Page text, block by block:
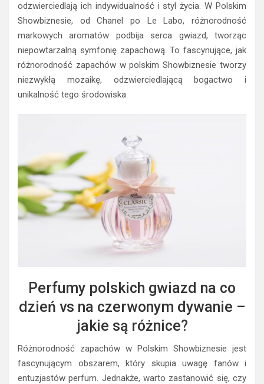
odzwierciedlają ich indywidualność i styl życia. W Polskim
Showbiznesie, od Chanel po Le Labo, różnorodność
markowych aromatów podbija serca gwiazd, tworząc
niepowtarzalną symfonię zapachową. To fascynujące, jak
różnorodność zapachów w polskim Showbiznesie tworzy
niezwykłą mozaikę, odzwierciedlającą bogactwo i
unikalność tego środowiska.
Perfumy polskich gwiazd na co
dzień vs na czerwonym dywanie –
jakie są różnice?
Różnorodność zapachów w Polskim Showbiznesie jest
fascynującym obszarem, który skupia uwagę fanów i
entuzjastów perfum. Jednakże, warto zastanowić się, czy